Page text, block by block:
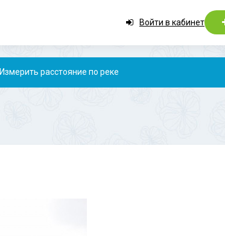
Войти в кабинет
Измерить расстояние по реке